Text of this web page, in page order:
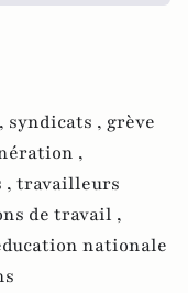
syndicats , grève
,
, travailleurs
de travail ,
nationale